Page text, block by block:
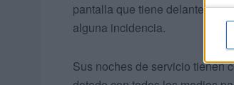
pantalla que tiene delante,
alguna incidencia.
Sus noches de servicio tienen